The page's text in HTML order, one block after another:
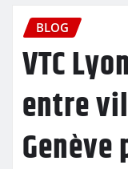
BLOG
VTC
entre